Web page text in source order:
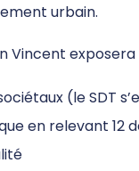
urbain.
Vincent
(le SDT
en relevant 12